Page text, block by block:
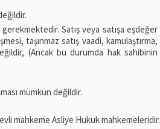
Satış veya satışa eşdeğer
taşınmaz satış vaadi, kamulaştırma,
(Ancak bu durumda hak sahibinin
mümkün değildir.
mahkeme Asliye Hukuk mahkemeleridir.